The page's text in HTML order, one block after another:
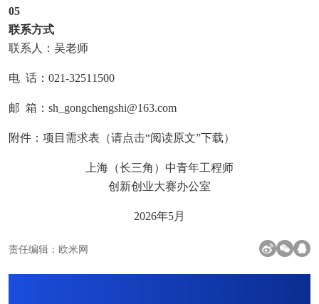
05
联系方式
联系人：吴老师
电 话：021-32511500
邮 箱：sh_gongchengshi@163.com
附件：项目需求表（请点击“阅读原文”下载）
上海（长三角）中青年工程师
创新创业大赛办公室
2026年5月
责任编辑：欧米网